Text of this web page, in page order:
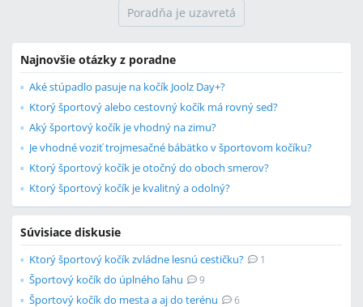
Poradňa je uzavretá
Najnovšie otázky z poradne
Aké stúpadlo pasuje na kočík Joolz Day+?
Ktorý športový alebo cestovný kočík má rovný sed?
Aký športový kočík je vhodný na zimu?
Je vhodné voziť trojmesačné bábätko v športovom kočíku?
Ktorý športový kočík je otočný do oboch smerov?
Ktorý športový kočík je kvalitný a odolný?
Súvisiace diskusie
Ktorý športový kočík zvládne lesnú cestičku? 1
Športový kočík do úplného ľahu 9
Športový kočík do mesta a aj do terénu 6